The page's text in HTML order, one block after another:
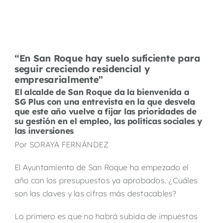
“En San Roque hay suelo suficiente para
seguir creciendo residencial y
empresarialmente”
El alcalde de San Roque da la bienvenida a
SG Plus con una entrevista en la que desvela
que este año vuelve a fijar las prioridades de
su gestión en el empleo, las políticas sociales y
las inversiones
Por SORAYA FERNÁNDEZ
El Ayuntamiento de San Roque ha empezado el
año con los presupuestos ya aprobados. ¿Cuáles
son las claves y las cifras más destacables?
Lo primero es que no habrá subida de impuestos